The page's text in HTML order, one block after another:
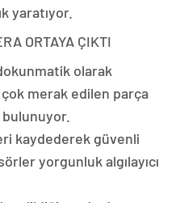
yaratıyor.
ORTAYA ÇIKTI
olarak
merak edilen parça
kaydederek güvenli
yorgunluk algılayıcı